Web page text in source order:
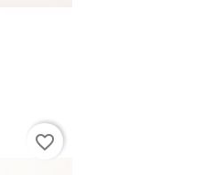
favorite_border